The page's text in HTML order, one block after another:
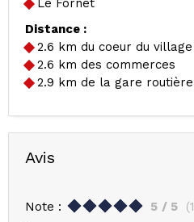
Le Fornet
Distance :
2.6 km du coeur du village
2.6 km des commerces
2.9 km de la gare routière
Avis
Note : 5 / 5 (1